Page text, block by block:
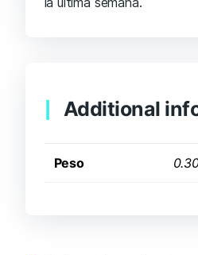
Additional
Peso